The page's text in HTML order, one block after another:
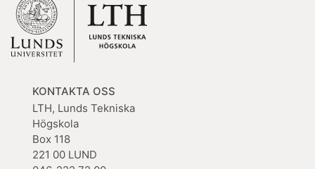
KONTAKTA OSS
LTH, Lunds Tekniska
Högskola
Box 118
221 00 LUND